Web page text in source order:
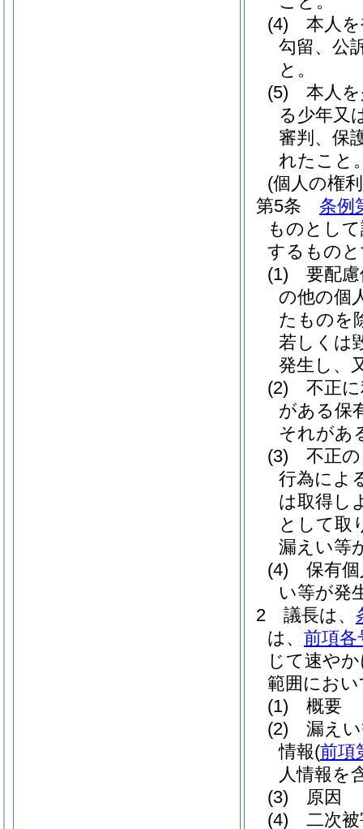
(4)
本人
勾留、公
と。
(5)
本人
る少年又
審判、保
れたこと
(個人の権
第5条
条例
ものとし
するもの
(1)
要配
の他の個
たものを
若しくは
発生し、
(2)
不正
がある保
それがあ
(3)
不正
行為によ
は取得し
として取
漏えい等
(4)
保有
い等が発
2
議長は、
は、 前項各
じて速や
範囲にお
(1)
概要
(2)
漏え
情報(前項
人情報を
(3)
原因
(4)
二次